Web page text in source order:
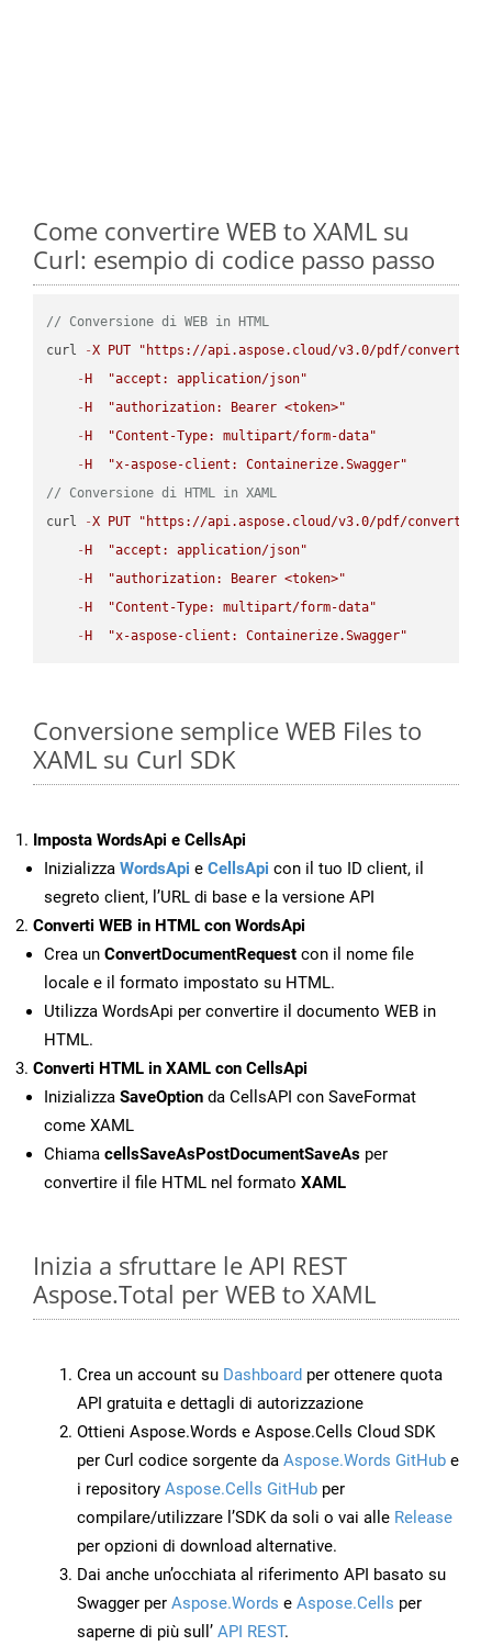
Come convertire WEB to XAML su
Curl: esempio di codice passo passo
// Conversione di WEB in HTML
curl
-X PUT
"https://api.aspose.cloud/v3.0/pdf/convert/
- H
"accept: application/json"
- H
"authorization: Bearer <token>"
- H
"Content-Type: multipart/form-data"
- H
"x-aspose-client: Containerize.Swagger"
// Conversione di HTML in XAML
curl
-X PUT
"https://api.aspose.cloud/v3.0/pdf/convert/
- H
"accept: application/json"
- H
"authorization: Bearer <token>"
- H
"Content-Type: multipart/form-data"
- H "x-aspose-client: Containerize.Swagger"
Conversione semplice WEB Files to
XAML su Curl SDK
Imposta WordsApi e CellsApi
Inizializza WordsApi e CellsApi con il tuo ID client, il
segreto client, l’URL di base e la versione API
Converti WEB in HTML con WordsApi
Crea un ConvertDocumentRequest con il nome file
locale e il formato impostato su HTML.
Utilizza WordsApi per convertire il documento WEB in
HTML.
Converti HTML in XAML con CellsApi
Inizializza SaveOption da CellsAPI con SaveFormat
come XAML
Chiama cellsSaveAsPostDocumentSaveAs per
convertire il file HTML nel formato XAML
Inizia a sfruttare le API REST
Aspose.Total per WEB to XAML
Crea un account su Dashboard per ottenere quota
API gratuita e dettagli di autorizzazione
Ottieni Aspose.Words e Aspose.Cells Cloud SDK
per Curl codice sorgente da Aspose.Words GitHub e
i repository Aspose.Cells GitHub per
compilare/utilizzare l’SDK da soli o vai alle Release
per opzioni di download alternative.
Dai anche un’occhiata al riferimento API basato su
Swagger per Aspose.Words e Aspose.Cells per
saperne di più sull’ API REST.